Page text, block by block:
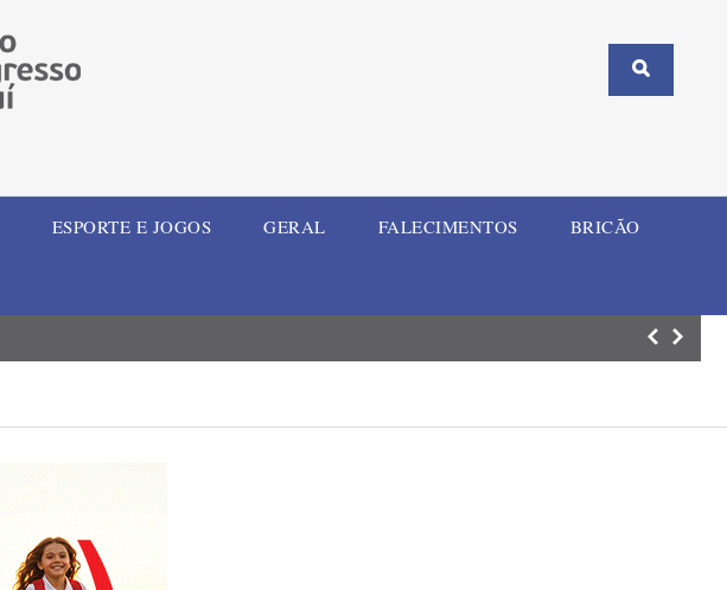
ESPORTE E JOGOS GERAL FALECIMENTOS BRICÃO
Corsan